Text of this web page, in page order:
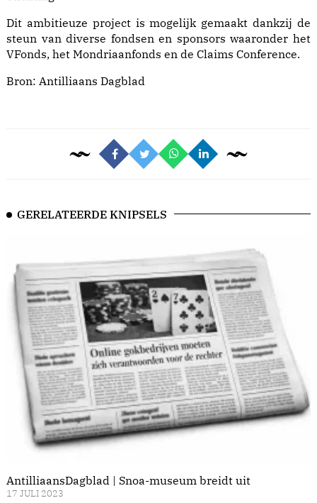
Dit ambitieuze project is mogelijk gemaakt dankzij de
steun van diverse fondsen en sponsors waaronder het
VFonds, het Mondriaanfonds en de Claims Conference.
Bron: Antilliaans Dagblad
GERELATEERDE KNIPSELS
AntilliaansDagblad | Snoa-museum breidt uit
17 JULI 2023